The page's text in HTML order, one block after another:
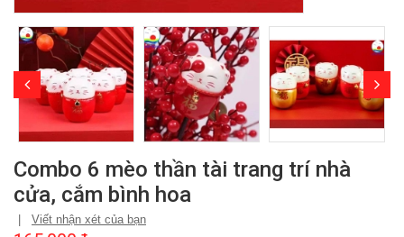
Combo 6 mèo thần tài trang trí nhà
cửa, cắm bình hoa
Viết nhận xét của bạn